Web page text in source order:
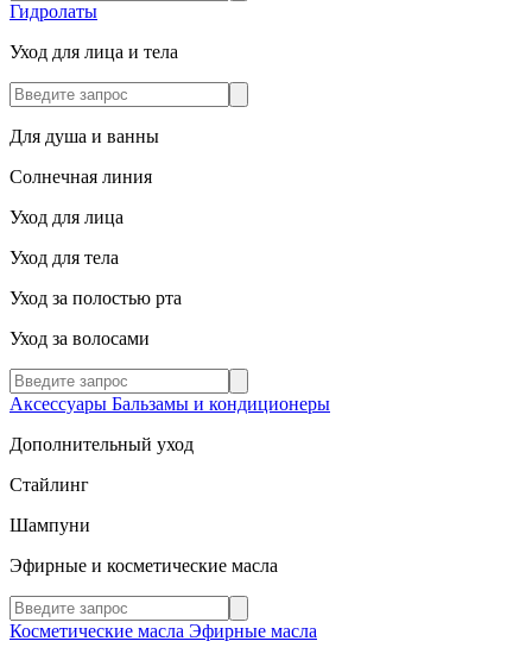
Гидролаты
Уход для лица и тела
Для душа и ванны
Солнечная линия
Уход для лица
Уход для тела
Уход за полостью рта
Уход за волосами
Аксессуары Бальзамы и кондиционеры
Дополнительный уход
Стайлинг
Шампуни
Эфирные и косметические масла
Косметические масла Эфирные масла